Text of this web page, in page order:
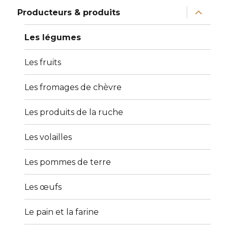
menu
Producteurs & produits
ouvrir
le
sous-
Les légumes
Les fruits
Les fromages de chèvre
Les produits de la ruche
Les volailles
Les pommes de terre
Les œufs
Le pain et la farine